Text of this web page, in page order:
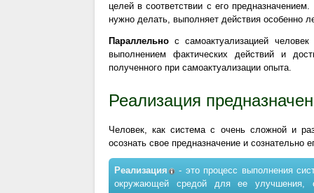
целей в соответствии с его
нужно делать, выполняет действия особенно
Параллельно с самоактуализацией
выполнением фактических действий и
полученного при самоактуализации опыта.
Реализация
Человек, как система с очень сложной и
осознать свое предназначение и сознательно
Реализация
- это процесс выполнения
окружающей средой для ее улучшения,